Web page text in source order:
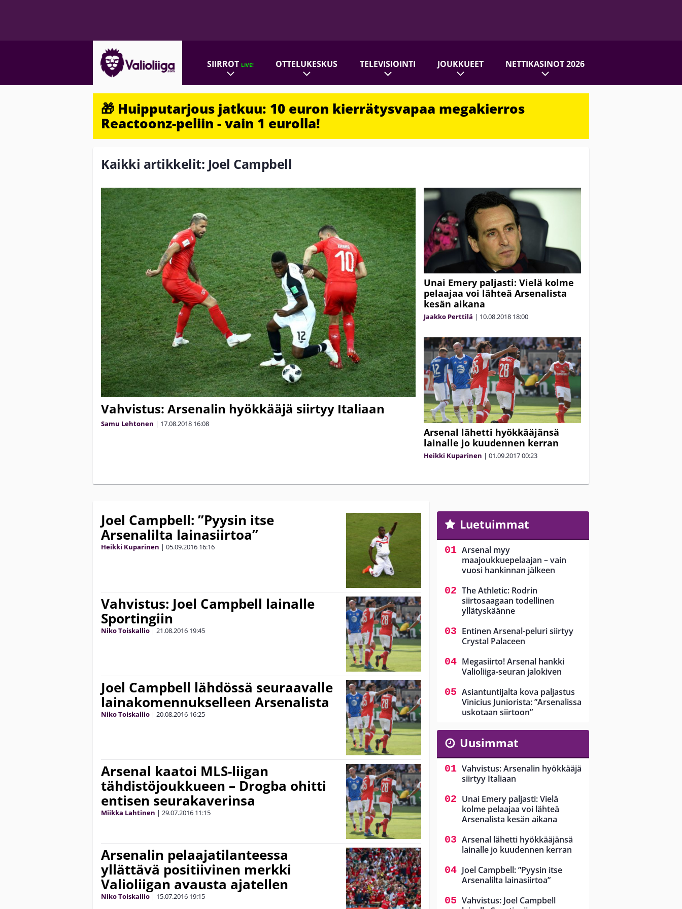
SIIRROTLIVE! OTTELUKESKUS TELEVISIOINTI JOUKKUEET NETTIKASINOT 2026
🎁 Huipputarjous jatkuu: 10 euron kierrätysvapaa megakierros
Reactoonz-peliin - vain 1 eurolla!
Kaikki artikkelit: Joel Campbell
Vahvistus: Arsenalin hyökkääjä siirtyy Italiaan
Samu Lehtonen | 17.08.2018 16:08
Unai Emery paljasti: Vielä kolme
pelaajaa voi lähteä Arsenalista
kesän aikana
Jaakko Perttilä | 10.08.2018 18:00
Arsenal lähetti hyökkääjänsä
lainalle jo kuudennen kerran
Heikki Kuparinen | 01.09.201700:23
Joel Campbell: ”Pyysin itse
Arsenalilta lainasiirtoa”
Heikki Kuparinen | 05.09.2016 16:16
Vahvistus: Joel Campbell lainalle
Sportingiin
Niko Toiskallio | 21.08.2016 19:45
Joel Campbell lähdössä seuraavalle
lainakomennukselleen Arsenalista
Niko Toiskallio | 20.08.2016 16:25
Arsenal kaatoi MLS-liigan
tähdistöjoukkueen – Drogba ohitti
entisen seurakaverinsa
Miikka Lahtinen | 29.07.2016 11:15
Arsenalin pelaajatilanteessa
yllättävä positiivinen merkki
Valioliigan avausta ajatellen
Niko Toiskallio | 15.07.2016 19:15
Luetuimmat
Arsenal myy
maajoukkuepelaajan – vain
vuosi hankinnan jälkeen
The Athletic: Rodrin
siirtosaagaan todellinen
yllätyskäänne
Entinen Arsenal-peluri siirtyy
Crystal Palaceen
Megasiirto! Arsenal hankki
Valioliiga-seuran jalokiven
Asiantuntijalta kova paljastus
Vinicius Juniorista: ”Arsenalissa
uskotaan siirtoon”
Uusimmat
Vahvistus: Arsenalin hyökkääjä
siirtyy Italiaan
Unai Emery paljasti: Vielä
kolme pelaajaa voi lähteä
Arsenalista kesän aikana
Arsenal lähetti hyökkääjänsä
lainalle jo kuudennen kerran
Joel Campbell: ”Pyysin itse
Arsenalilta lainasiirtoa”
Vahvistus: Joel Campbell